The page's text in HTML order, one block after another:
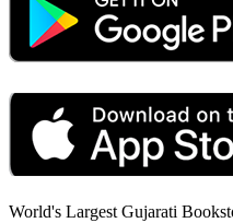
World's Largest Gujarati